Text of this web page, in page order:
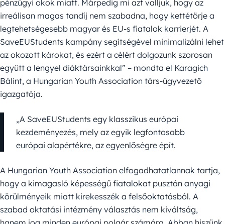
pénzügyi okok miatt. Márpedig mi azt valljuk, hogy az
irreálisan magas tandíj nem szabadna, hogy kettétörje a
legtehetségesebb magyar és EU-s fiatalok karrierjét. A
SaveEUStudents kampány segítségével minimalizálni lehet
az okozott károkat, és ezért a célért dolgozunk szorosan
együtt a lengyel diáktársainkkal” – mondta el Karagich
Bálint, a Hungarian Youth Association társ-ügyvezető
igazgatója.
„A SaveEUStudents egy klasszikus európai
kezdeményezés, mely az egyik legfontosabb
európai alapértékre, az egyenlőségre épít.
A Hungarian Youth Association elfogadhatatlannak tartja,
hogy a kimagasló képességű fiatalokat pusztán anyagi
körülményeik miatt kirekesszék a felsőoktatásból. A
szabad oktatási intézmény választás nem kiváltság,